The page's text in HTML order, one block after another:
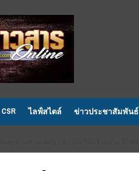
CSR ไลฟ์สไตล์ ข่าวประชาสัมพันธ์